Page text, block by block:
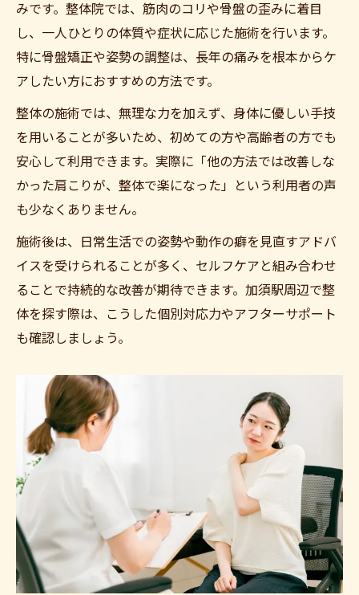
整体活用で日常の疲労を溜め込まない習慣
づくり
整体の定期利用で身体が軽くなる実感を紹
介
加須駅周辺の整体で快適な生活習慣をサポ
ート
整体で肩こりや腰痛のセルフケアも充実さ
せる
ント
カラダドクター整体院 加須院
みです。整体院では、筋肉のコリや骨盤の歪みに着目
し、一人ひとりの体質や症状に応じた施術を行います。
特に骨盤矯正や姿勢の調整は、長年の痛みを根本からケ
アしたい方におすすめの方法です。
整体の施術では、無理な力を加えず、身体に優しい手技
を用いることが多いため、初めての方や高齢者の方でも
安心して利用できます。実際に「他の方法では改善しな
かった肩こりが、整体で楽になった」という利用者の声
も少なくありません。
施術後は、日常生活での姿勢や動作の癖を見直すアドバ
イスを受けられることが多く、セルフケアと組み合わせ
ることで持続的な改善が期待できます。加須駅周辺で整
体を探す際は、こうした個別対応力やアフターサポート
も確認しましょう。